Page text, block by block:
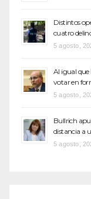
Distintos
cuatro
5 agosto,
Al igual que
votar en
5 agosto,
Bullrich
distancia a
5 agosto,